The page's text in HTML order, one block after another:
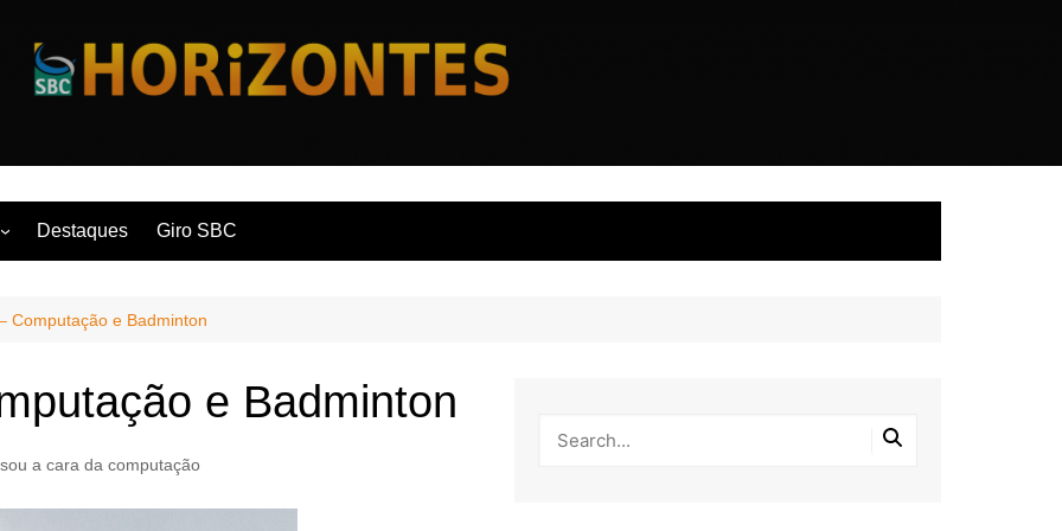
Horizontes
Destaques Giro SBC
Computação e Badminton
e Badminton
a cara da computação